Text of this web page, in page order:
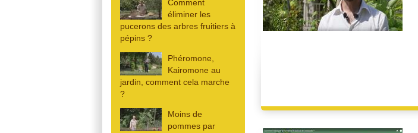
Comment
éliminer les
pucerons des arbres fruitiers à
pépins ?
Phéromone,
Kairomone au
jardin, comment cela marche
?
Moins de
pommes par